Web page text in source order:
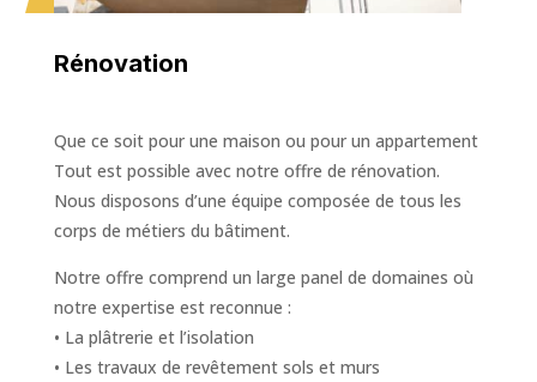
Rénovation
Que ce soit pour une maison ou pour un appartement
Tout est possible avec notre offre de rénovation.
Nous disposons d’une équipe composée de tous les
corps de métiers du bâtiment.
Notre offre comprend un large panel de domaines où
notre expertise est reconnue :
• La plâtrerie et l’isolation
• Les travaux de revêtement sols et murs